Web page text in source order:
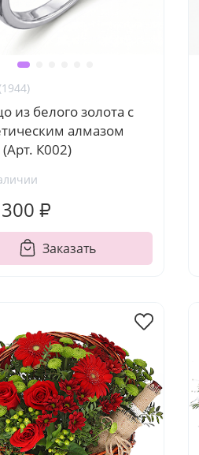
из белого золота с
алмазом
(Арт. К002)
₽
Заказать